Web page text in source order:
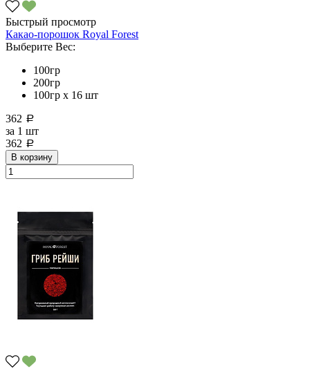
Быстрый просмотр
Какао-порошок Royal Forest
Выберите Вес:
100гр
200гр
100гр х 16 шт
362
a
за 1 шт
362
a
В корзину